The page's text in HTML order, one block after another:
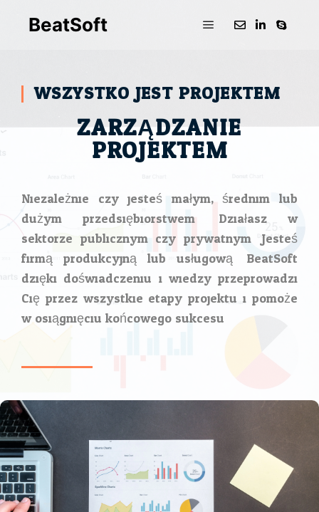
BeatSoft
WSZYSTKO JEST PROJEKTEM
ZARZĄDZANIE
PROJEKTEM
Niezależnie czy jesteś małym, średnim lub
dużym przedsiębiorstwem. Działasz w
sektorze publicznym czy prywatnym. Jesteś
firmą produkcyjną lub usługową. BeatSoft
dzięki doświadczeniu i wiedzy przeprowadzi
Cię przez wszystkie etapy projektu i pomoże
w osiągnięciu końcowego sukcesu.